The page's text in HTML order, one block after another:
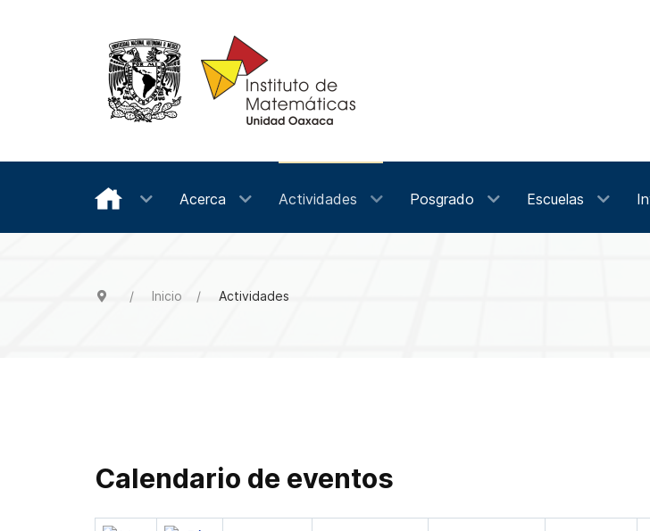
Acerca Actividades Posgrado Escuelas
Inicio Actividades
Calendario de eventos